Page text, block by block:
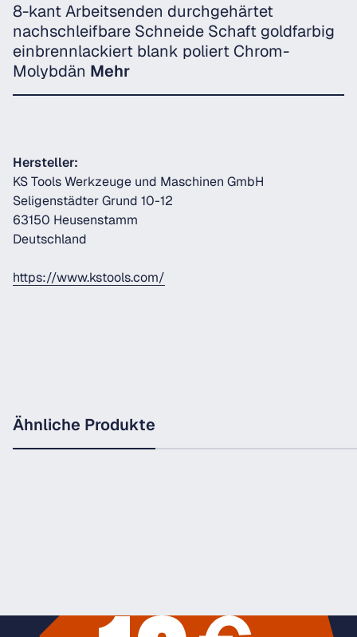
8-kant Arbeitsenden durchgehärtet
nachschleifbare Schneide Schaft goldfarbig
einbrennlackiert blank poliert Chrom-
Molybdän Mehr
Hersteller:
KS Tools Werkzeuge und Maschinen GmbH
Seligenstädter Grund 10-12
63150 Heusenstamm
Deutschland
https://www.kstools.com/
Ähnliche Produkte